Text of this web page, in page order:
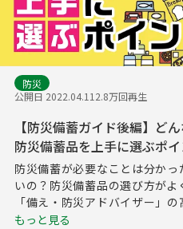
防災
公開日 2022.04.112.8万回再生
【防災備蓄ガイド後編】ど
防災備蓄品を上手に選ぶポイ
防災備蓄が必要なことは分か
いの？防災備蓄品の選び方が
「備え・防災アドバイザー」
もっと見る